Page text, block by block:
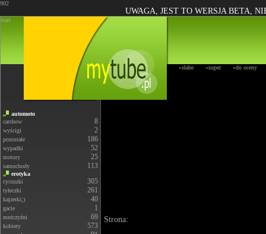
902
UWAGA, JEST TO WERSJA BETA,
start
»słabe »super »do oceny
automoto
carshow
8
wyścigi 2
pozostałe 186
wypadki 52
motory 25
samochody 113
erotyka
cycuszki
305
tyłeczki 261
kajzerki;) 40
gacie 1
meżczyźni 69
kobiety 573
Strona: